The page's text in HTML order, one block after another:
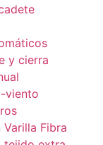
y cierra
viento
Varilla Fibra